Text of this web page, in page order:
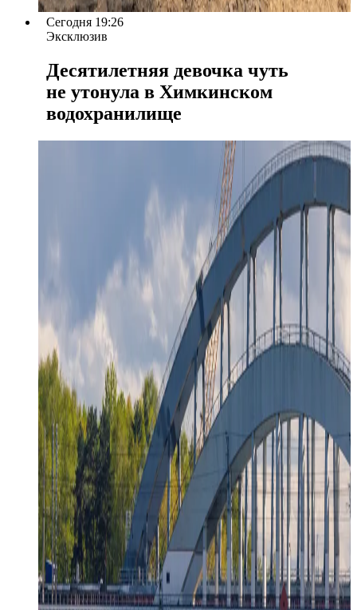
Сегодня 19:26
Эксклюзив
Десятилетняя девочка чуть
не утонула в Химкинском
водохранилище